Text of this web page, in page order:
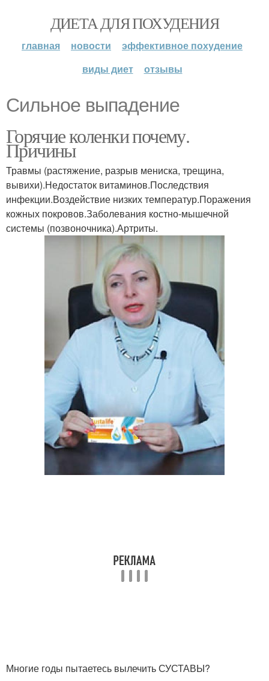
ДИЕТА ДЛЯ ПОХУДЕНИЯ
главная новости
эффективное похудение
виды диет
отзывы
Сильное выпадение
Горячие коленки почему.
Причины
Травмы (растяжение, разрыв мениска, трещина,
вывихи).Недостаток витаминов.Последствия
инфекции.Воздействие низких температур.Поражения
кожных покровов.Заболевания костно-мышечной
системы (позвоночника).Артриты.
Многие годы пытаетесь вылечить СУСТАВЫ?